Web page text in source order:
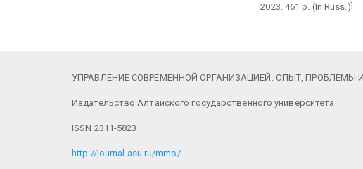
2023. 461 p. (In Russ.)]
УПРАВЛЕНИЕ СОВРЕМЕННОЙ ОРГАНИЗАЦИЕЙ: ОПЫТ, ПРОБЛЕМЫ И
Издательство Алтайского государственного университета
ISSN 2311-5823
http://journal.asu.ru/mmo/